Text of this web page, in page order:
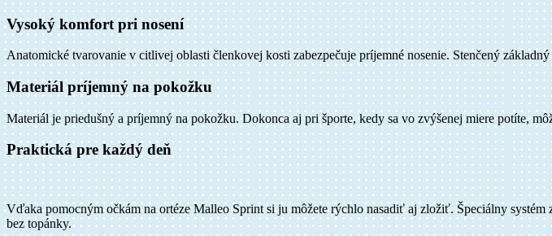
Vysoký komfort pri nosení
Anatomické tvarovanie v citlivej oblasti členkovej kosti zabezpečuje príjemné nosenie. Stenčený
Materiál príjemný na pokožku
Materiál je priedušný a príjemný na pokožku. Dokonca aj pri športe, kedy sa vo zvýšenej miere potíte,
Praktická pre každý deň
Vďaka pomocným očkám na ortéze Malleo Sprint si ju môžete rýchlo nasadiť aj zložiť. Špeciálny
bez topánky.